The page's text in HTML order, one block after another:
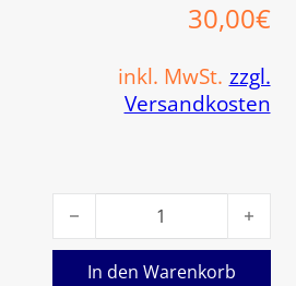
30,00€
inkl. MwSt. zzgl.
Versandkosten
Viessmann Leitung ION/PE
In den Warenkorb